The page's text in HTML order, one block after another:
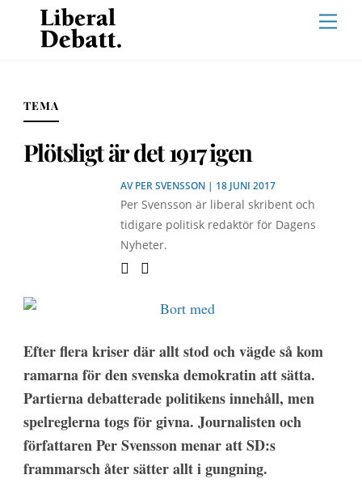
content
TEMA
Plötsligt är det 1917 igen
AVPER SVENSSON| 18 JUNI 2017
Per Svensson är liberal skribent och
tidigare politisk redaktör för Dagens
Nyheter.
Efter flera kriser där allt stod och vägde så kom
ramarna för den svenska demokratin att sätta.
Partierna debatterade politikens innehåll, men
spelreglerna togs för givna. Journalisten och
författaren Per Svensson menar att SD:s
frammarsch åter sätter allt i gungning.